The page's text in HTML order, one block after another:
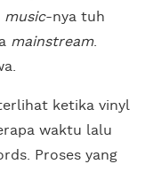
music-nya tuh
mainstream.
ketika vinyl
waktu lalu
Proses yang